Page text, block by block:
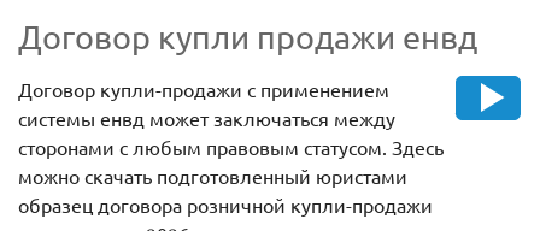
Договор купли продажи енвд
Договор купли-продажи с применением
системы енвд может заключаться между
сторонами с любым правовым статусом. Здесь
можно скачать подготовленный юристами
образец договора розничной купли-продажи